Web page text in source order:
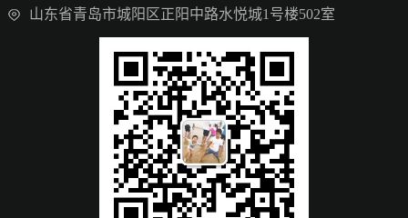
山东省青岛市城阳区正阳中路水悦城1号楼502室